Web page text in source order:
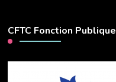
CFTC Fonction Publique